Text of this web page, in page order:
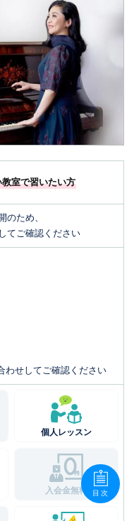
室で習いたい方
のため、
てご確認ください
わせしてご確認ください
個人レッスン
入会金無料 目次